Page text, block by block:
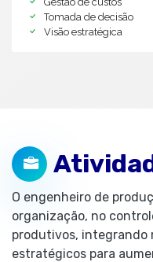
Tomada de decisão
Visão estratégica
O engenheiro de
organização, no
produtivos, integrando
estratégicos para